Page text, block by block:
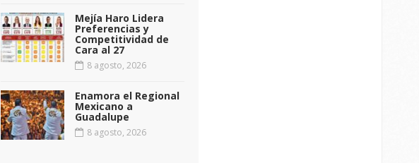
Mejía Haro Lidera
Preferencias y
Competitividad de
Cara al 27
8 agosto, 2026
Enamora el Regional
Mexicano a
Guadalupe
8 agosto, 2026